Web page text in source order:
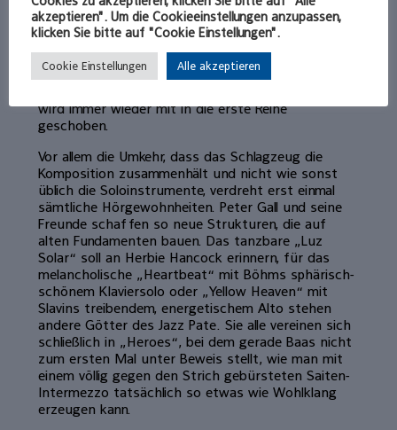
Pianist Rainer Böhm am Bösendorfer-Flügel und am
Keyboard improvisiert, sind Mini-Tour de Forces der
Harmonielehre. Streckenweise spielt er Linien
unisono mit dem Altsaxofonisten Wanja Slavin und
dem Gitarristen Reinier Baas. Matthias Pichler am
wird immer wieder mit in die erste Reihe
geschoben.
Vor allem die Umkehr, dass das Schlagzeug die
Komposition zusammenhält und nicht wie sonst
üblich die Soloinstrumente, verdreht erst einmal
sämtliche Hörgewohnheiten. Peter Gall und seine
Freunde schaffen so neue Strukturen, die auf
alten Fundamenten bauen. Das tanzbare „Luz
Solar“ soll an Herbie Hancock erinnern, für das
melancholische „Heartbeat“ mit Böhms sphärisch-
schönem Klaviersolo oder „Yellow Heaven“ mit
Slavins treibendem, energetischem Alto stehen
andere Götter des Jazz Pate. Sie alle vereinen sich
schließlich in „Heroes“, bei dem gerade Baas nicht
zum ersten Mal unter Beweis stellt, wie man mit
einem völlig gegen den Strich gebürsteten Saiten-
Intermezzo tatsächlich so etwas wie Wohlklang
erzeugen kann.
akzeptieren". Um die Cookieeinstellungen anzupassen,
klicken Sie bitte auf "Cookie Einstellungen".
Cookie Einstellungen Alle akzeptieren